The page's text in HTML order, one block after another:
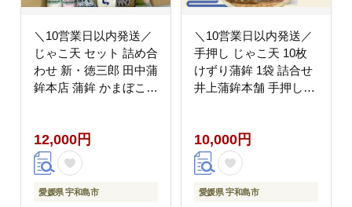
＼10営業日以内発送／
じゃこ天 セット 詰め合
わせ 新・徳三郎 田中蒲
鉾本店 蒲鉾 かまぼこ
はらんぼ てんぷら すり
身 冷蔵 惣菜 フライ お
でん 具 出汁 だし 小分
け 詰合せ 酒 おつまみ
12,000円
愛媛県 宇和島市
＼10営業日以内発送／
手押し じゃこ天 10枚
けずり蒲鉾 1袋 詰合せ
井上蒲鉾本舗 手押しじ
揚げかまぼこ 天ぷら 冷
蔵 小魚 すり身 練り物
ねりもの 練り製品 さつ
ま揚げ 惣菜 フライ 小
10,000円
愛媛県 宇和島市